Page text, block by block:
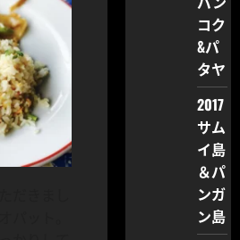
コク
&パ
タヤ
2017
サム
イ島
＆パ
ンガ
ン島